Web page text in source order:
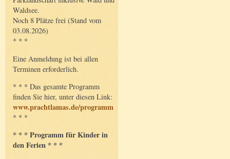
Waldsee.
Noch 8 Plätze frei (Stand vom
03.08.2026)
* * *
Eine Anmeldung ist bei allen
Terminen erforderlich.
* * * Das gesamte Programm
finden Sie hier, unter diesen Link:
www.prachtlamas.de/programm
* * *
* * * Programm für Kinder in
den Ferien * * *